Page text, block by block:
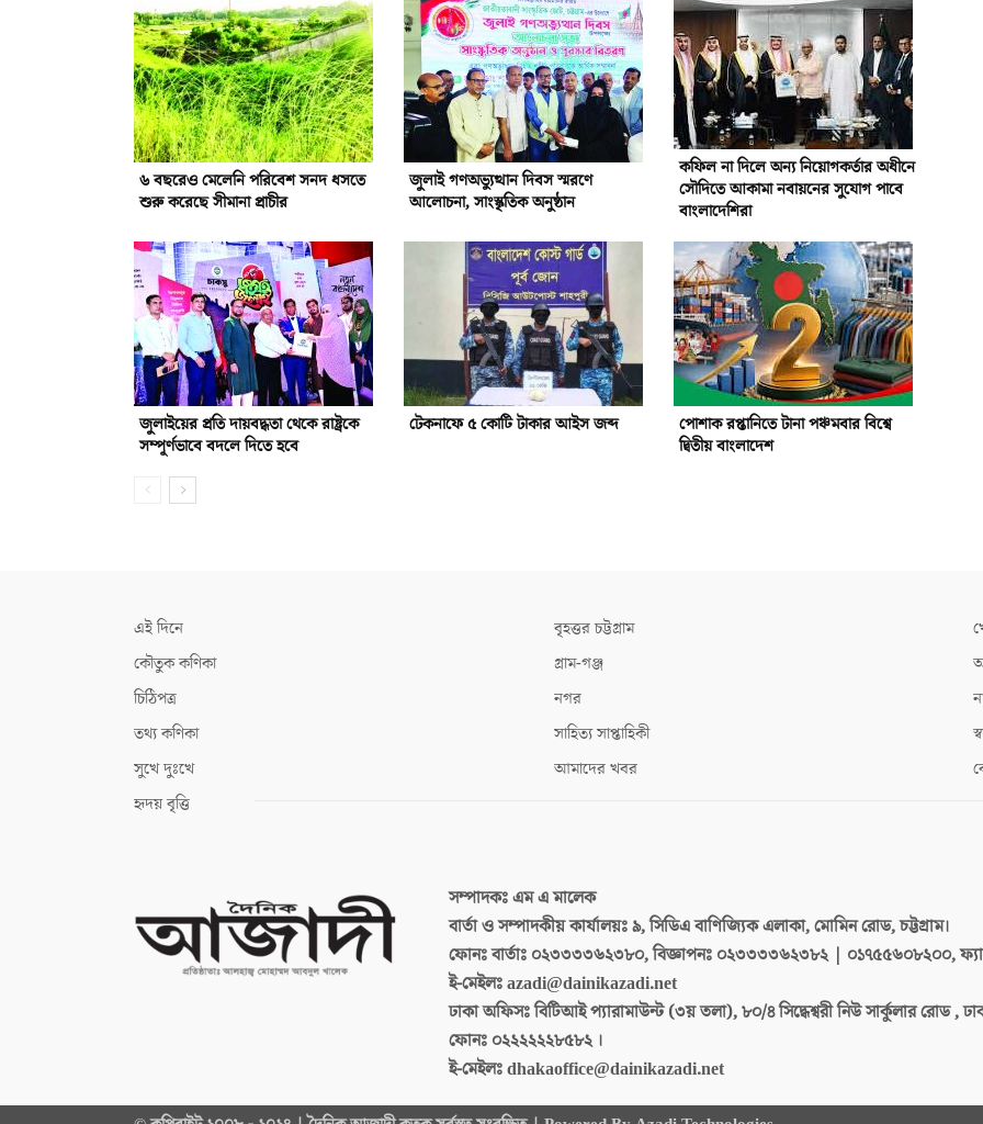
৬ বছরেও মেলেনি পরিবেশ সনদ ধসতে
শুরু করেছে সীমানা প্রাচীর
জুলাই গণঅভ্যুত্থান দিবস স্মরণে
আলোচনা, সাংস্কৃতিক অনুষ্ঠান
কফিল না দিলে অন্য নিয়োগকর্তার অধীনে
সৌদিতে আকামা নবায়নের সুযোগ পাবে
বাংলাদেশিরা
জুলাইয়ের প্রতি দায়বদ্ধতা থেকে রাষ্ট্রকে
সম্পূর্ণভাবে বদলে দিতে হবে
টেকনাফে ৫ কোটি টাকার আইস জব্দ
পোশাক রপ্তানিতে টানা পঞ্চমবার বিশ্বে
দ্বিতীয় বাংলাদেশ
এই দিনে
কৌতুক কণিকা
চিঠিপত্র
তথ্য কণিকা
সুখে দুঃখে
হৃদয় বৃত্তি
বৃহত্তর চট্টগ্রাম
গ্রাম-গঞ্জ
নগর
সাহিত্য সাপ্তাহিকী
আমাদের খবর
সম্পাদকঃএম এ মালেক
বার্তা ও সম্পাদকীয় কার্যালয়ঃ৯, সিডিএ বাণিজ্যিক এলাকা, মোমিন রোড, চট্টগ্রাম।
ফোনঃ বার্তাঃ ০২৩৩৩৩৬২৩৮০, বিজ্ঞাপনঃ ০২৩৩৩৩৬২৩৮২ | ০১৭৫৫৬০৮২০০,
ই-মেইলঃazadi@dainikazadi.net
ঢাকা অফিসঃবিটিআই প্যারামাউন্ট (৩য় তলা), ৮০/৪ সিদ্ধেশ্বরী নিউ সার্কুলার রোড ,
ফোনঃ ০২২২২২২৮৫৮২ ।
ই-মেইলঃdhakaoffice@dainikazadi.net